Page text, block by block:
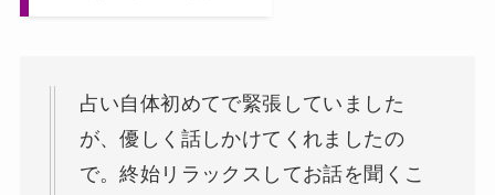
占い自体初めてで緊張していました
が、優しく話しかけてくれましたの
で。終始リラックスしてお話を聞くこ